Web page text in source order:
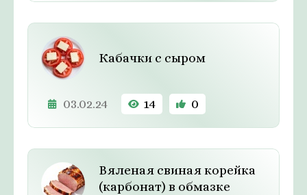
Кабачки с сыром
03.02.24 14 0
Вяленая свиная корейка
(карбонат) в обмазке